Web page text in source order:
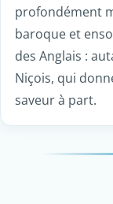
profondément
baroque et
des Anglais :
Niçois, qui
saveur à part.